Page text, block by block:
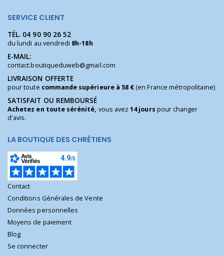
SERVICE CLIENT
TÉL. 04 90 90 26 52
du lundi au vendredi 8h-18h
E-MAIL:
contact.boutiqueduweb@gmail.com
LIVRAISON OFFERTE
pour toute commande supérieure à 58 €(en France métropolitaine)
SATISFAIT OU REMBOURSÉ
Achetez en toute sérénité, vous avez14 jours pour changer
d'avis.
LA BOUTIQUE DES CHRÉTIENS
Contact
Conditions Générales de Vente
Données personnelles
Moyens de paiement
Blog
Se connecter